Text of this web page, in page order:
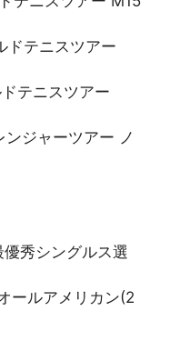
ドテニスツアー
テニスツアー
ジャーツアー ノ
秀シングルス選
ールアメリカン(2